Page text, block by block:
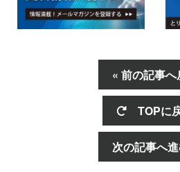
« 前の記事へ
TOPに
次の記事へ